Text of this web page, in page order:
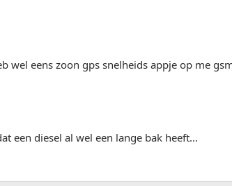
wel eens zoon gps snelheids appje op me
een diesel al wel een lange bak heeft...